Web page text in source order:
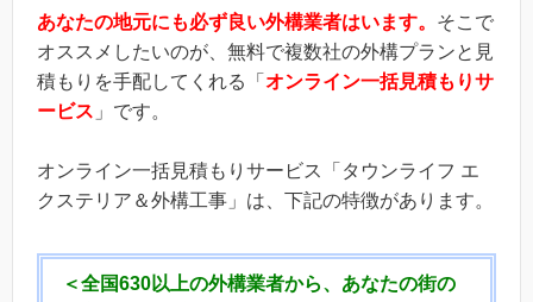
あなたの地元にも必ず良い外構業者はいます。 そこで
オススメしたいのが、無料で複数社の外構プランと見
積もりを手配してくれる「 オンライン一括見積もりサ
ービス 」です。
オンライン一括見積もりサービス「タウンライフ エ
クステリア＆外構工事」は、下記の特徴があります。
＜全国630以上の外構業者から、あなたの街の